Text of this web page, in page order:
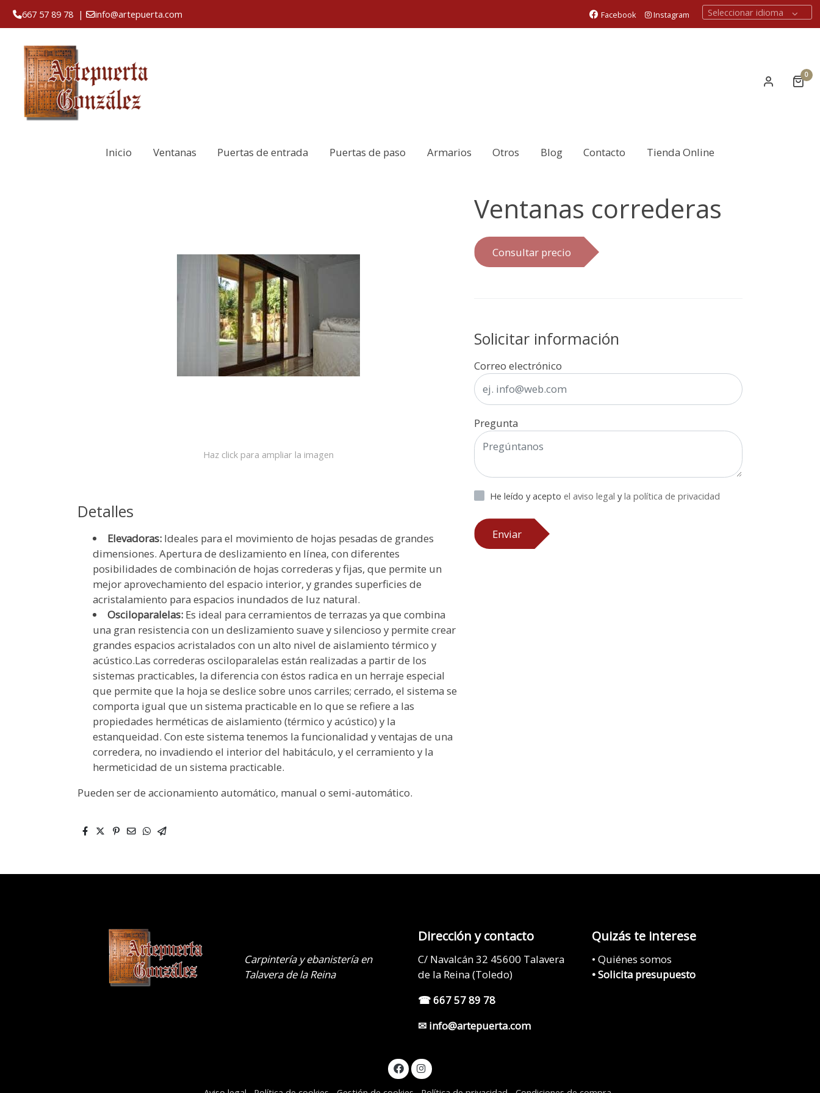
667 57 89 78 | info@artepuerta.com Facebook Instagram Seleccionar idioma
0
Inicio Ventanas Puertas de entrada Puertas de paso Armarios Otros Blog Contacto Tienda Online
Ventanas correderas
Haz click para ampliar la imagen
Detalles
Elevadoras: Ideales para el movimiento de hojas pesadas de grandes
dimensiones. Apertura de deslizamiento en línea, con diferentes
posibilidades de combinación de hojas correderas y fijas, que permite un
mejor aprovechamiento del espacio interior, y grandes superficies de
acristalamiento para espacios inundados de luz natural.
Osciloparalelas: Es ideal para cerramientos de terrazas ya que combina
una gran resistencia con un deslizamiento suave y silencioso y permite crear
grandes espacios acristalados con un alto nivel de aislamiento térmico y
acústico.Las correderas osciloparalelas están realizadas a partir de los
sistemas practicables, la diferencia con éstos radica en un herraje especial
que permite que la hoja se deslice sobre unos carriles; cerrado, el sistema se
comporta igual que un sistema practicable en lo que se refiere a las
propiedades herméticas de aislamiento (térmico y acústico) y la
estanqueidad. Con este sistema tenemos la funcionalidad y ventajas de una
corredera, no invadiendo el interior del habitáculo, y el cerramiento y la
hermeticidad de un sistema practicable.
Pueden ser de accionamiento automático, manual o semi-automático.
Ventanas correderas
Consultar precio
Solicitar información
Correo electrónico
Pregunta
He leído y acepto el aviso legal yla política de privacidad
Enviar
Carpintería y ebanistería en
Talavera de la Reina
Dirección y contacto
C/ Navalcán 32 45600 Talavera
de la Reina (Toledo)
☎ 667 57 89 78
✉ info@artepuerta.com
Quizás te interese
• Quiénes somos
• Solicita presupuesto